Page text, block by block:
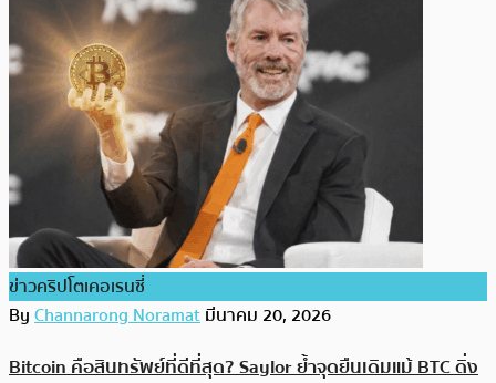
ข่าวคริปโตเคอเรนซี่
ByChannarong Noramatมีนาคม 20, 2026
Bitcoin คือสินทรัพย์ที่ดีที่สุด? Saylor ย้ำจุดยืนเดิมแม้ BTC ดิ่ง